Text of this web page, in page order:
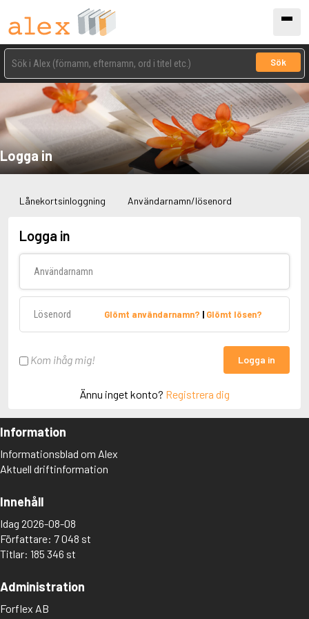
Sök
Logga in
Lånekortsinloggning Användarnamn/lösenord
Logga in
Glömt användarnamn? | Glömt lösen?
Kom ihåg mig! Logga in
Ännu inget konto? Registrera dig
Information
Informationsblad om Alex
Aktuell driftinformation
Innehåll
Idag 2026-08-08
Författare: 7 048 st
Titlar: 185 346 st
Administration
Forflex AB